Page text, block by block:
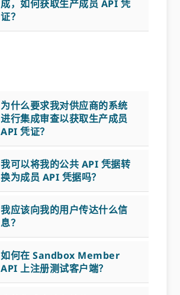
成，如何获取生产成员 API 凭
证？
为什么要求我对供应商的系统
进行集成审查以获取生产成员
API 凭证？
我可以将我的公共 API 凭据转
换为成员 API 凭据吗？
我应该向我的用户传达什么信
息？
如何在 Sandbox Member
API 上注册测试客户端？